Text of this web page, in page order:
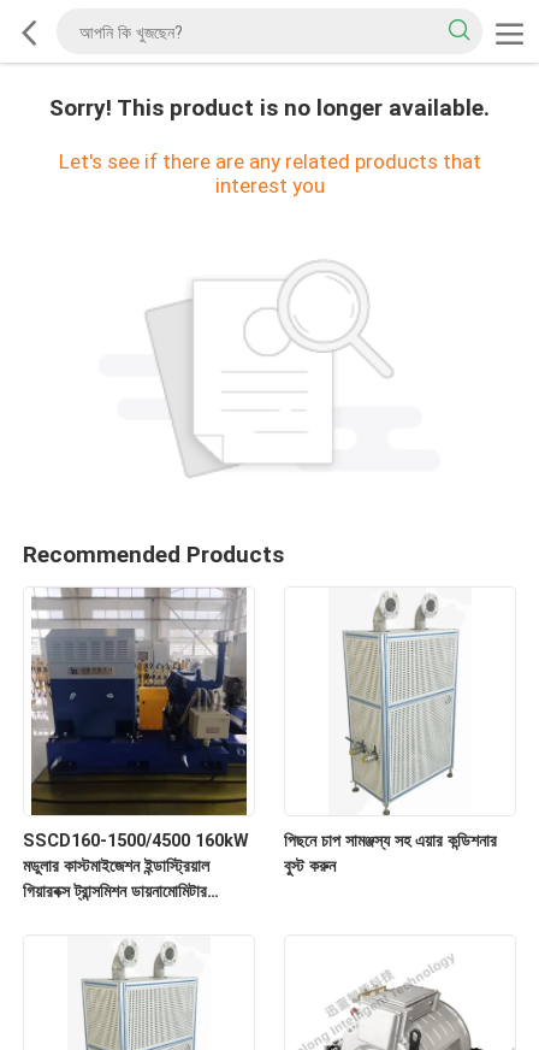
Sorry! This product is no longer available.
Let's see if there are any related products that
interest you
Recommended Products
SSCD160-1500/4500 160kW
মডুলার কাস্টমাইজেশন ইন্ডাস্ট্রিয়াল
গিয়ারবক্স ট্রান্সমিশন ডায়নামোমিটার
পিছনে চাপ সামঞ্জস্য সহ এয়ার কন্ডিশনার
বুস্ট করুন